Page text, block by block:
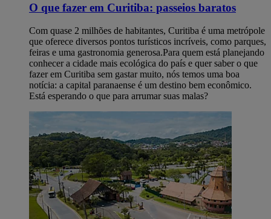
O que fazer em Curitiba: passeios baratos
Com quase 2 milhões de habitantes, Curitiba é uma metrópole
que oferece diversos pontos turísticos incríveis, como parques,
feiras e uma gastronomia generosa.Para quem está planejando
conhecer a cidade mais ecológica do país e quer saber o que
fazer em Curitiba sem gastar muito, nós temos uma boa
notícia: a capital paranaense é um destino bem econômico.
Está esperando o que para arrumar suas malas?